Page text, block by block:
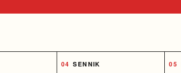
SENNIK